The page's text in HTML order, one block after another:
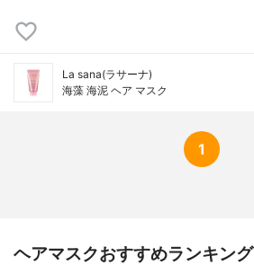
La sana(ラサーナ)
海藻 海泥 ヘア マスク
1
ヘアマスクおすすめランキング